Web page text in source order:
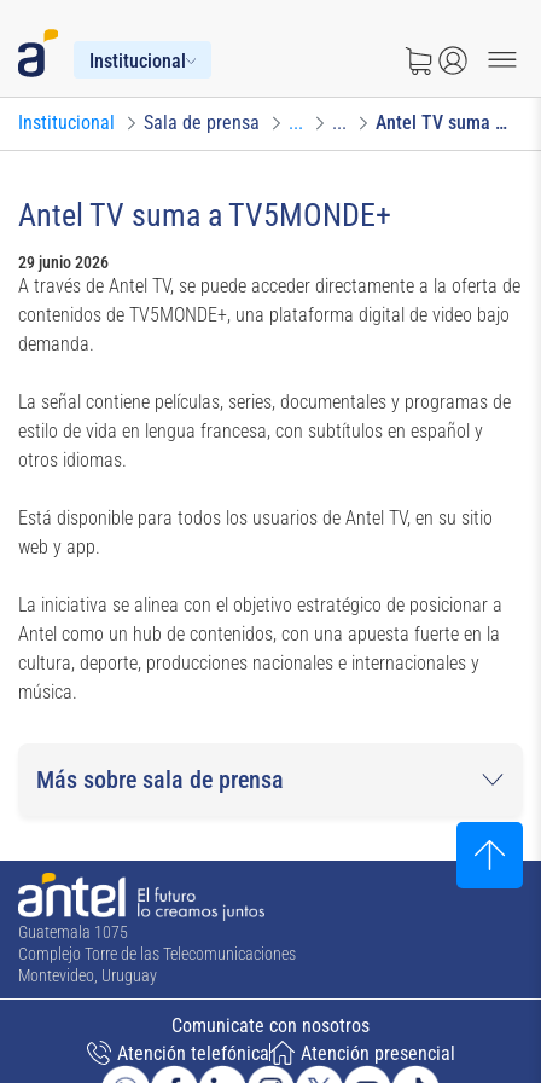
Institucional
Institucional Sala de prensa ... ... Antel TV suma a TV5MONDE
Antel TV suma a TV5MONDE+
29 junio 2026
A través de Antel TV, se puede acceder directamente a la oferta de
contenidos de TV5MONDE+, una plataforma digital de video bajo
demanda.
La señal contiene películas, series, documentales y programas de
estilo de vida en lengua francesa, con subtítulos en español y
otros idiomas.
Está disponible para todos los usuarios de Antel TV, en su sitio
web y app.
La iniciativa se alinea con el objetivo estratégico de posicionar a
Antel como un hub de contenidos, con una apuesta fuerte en la
cultura, deporte, producciones nacionales e internacionales y
música.
Más sobre sala de prensa
Guatemala 1075
Complejo Torre de las Telecomunicaciones
Montevideo, Uruguay
Comunicate con nosotros
Atención telefónica
Atención presencial